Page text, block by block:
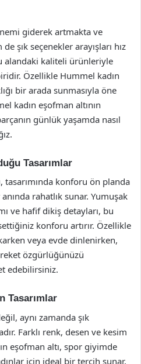
giderek artmakta ve
şık seçenekler arayışları hız
alandaki kaliteli ürünleriyle
Özellikle Hummel kadın
bir arada sunmasıyla öne
kadın eşofman altının
günlük yaşamda nasıl
Tasarımlar
tasarımında konforu ön planda
rahatlık sunar. Yumuşak
ve hafif dikiş detayları, bu
konforu artırır. Özellikle
veya evde dinlenirken,
özgürlüğünüzü
edebilirsiniz.
Tasarımlar
aynı zamanda şık
Farklı renk, desen ve kesim
eşofman altı, spor giyimde
için ideal bir tercih sunar.